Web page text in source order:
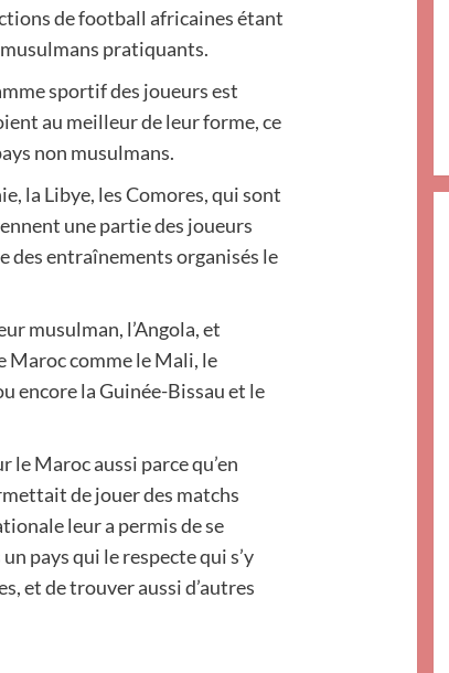
de football africaines étant
pratiquants.
sportif des joueurs est
au meilleur de leur forme, ce
non musulmans.
la Libye, les Comores, qui sont
une partie des joueurs
des entraînements organisés le
musulman, l’Angola, et
Maroc comme le Mali, le
encore la Guinée-Bissau et le
Maroc aussi parce qu’en
de jouer des matchs
leur a permis de se
pays qui le respecte qui s’y
et de trouver aussi d’autres